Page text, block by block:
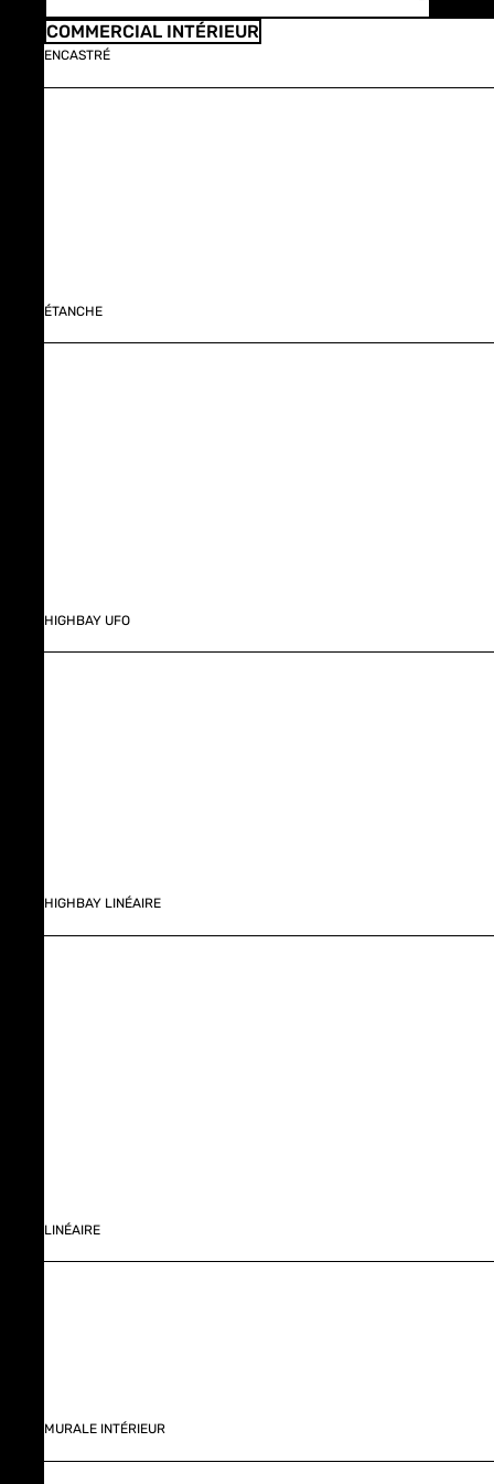
COMMERCIAL INTÉRIEUR
ENCASTRÉ
ÉTANCHE
HIGHBAY UFO
HIGHBAY LINÉAIRE
LINÉAIRE
MURALE INTÉRIEUR